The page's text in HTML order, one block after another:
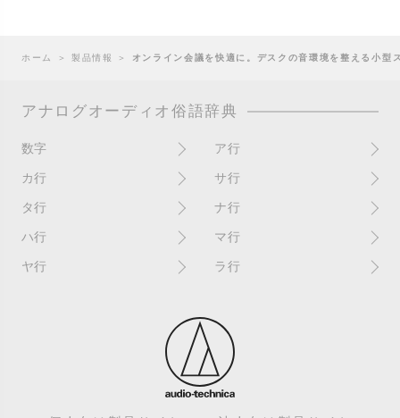
ホーム ＞ 製品情報 ＞ オンライン会議を快適に。デスクの音環境を整える小型
アナログオーディオ俗語辞典
数字
10インチ
4チャンネル
ア行
RPM(33,45)
赤盤
アセテート盤
EPアダプター
インシュレーター
インナースリーブ
ウォーターダメージ
内袋
カ行
書き込み
歌詞記載ジャケット
ガチャ盤
サ行
サイン
CDJ
シールド盤
シュリンク残存
白盤
針圧
スクラッチ
スタビライザー
タ行
ターンテーブル
ダイナフレックス
Discogs（ディスコグス）
ナ行
2枚使い
ン）
ハ行
ハウリング
マ行
マスターテンポ
マトリックス番号
未開封
ミキサー
耳
M / NM（レコードコンディ
ヤ行 ラ行
リイシュー / 再発
リミックス
ループ
ループ溝/ロックド・グルーヴ/
ループ集